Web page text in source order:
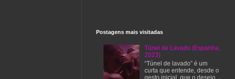
Postagens mais visitadas
Túnel de Lavado (Espanha,
2023)
“Túnel de lavado” é um
curta que entende, desde o
gesto inicial, que o desejo